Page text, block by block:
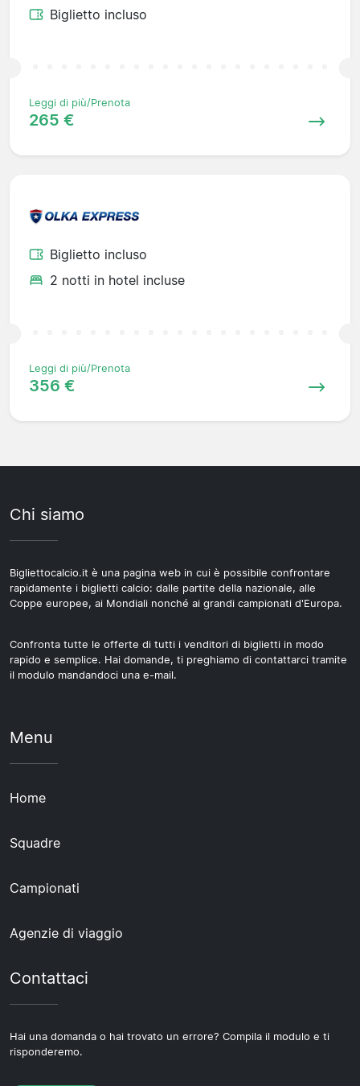
Biglietto incluso
Leggi di più/Prenota
265 €
Biglietto incluso
2 notti in hotel incluse
Leggi di più/Prenota
356 €
Chi siamo
Bigliettocalcio.it è una pagina web in cui è possibile confrontare
rapidamente i biglietti calcio: dalle partite della nazionale, alle
Coppe europee, ai Mondiali nonché ai grandi campionati d'Europa.
Confronta tutte le offerte di tutti i venditori di biglietti in modo
rapido e semplice. Hai domande, ti preghiamo di contattarci tramite
il modulo mandandoci una e-mail.
Menu
Home
Squadre
Campionati
Agenzie di viaggio
Contattaci
Hai una domanda o hai trovato un errore? Compila il modulo e ti
risponderemo.